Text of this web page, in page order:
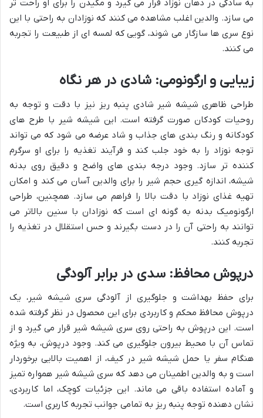
به سادگی در دهان نوزاد قرار می گیرد و مکیدن را برای او راحت تر
می سازد. والدین اغلب مشاهده می کنند که نوزادان به راحتی با این
نوع سری ها سازگار می شوند، گویی که لمسه ای از طبیعت را تجربه
می کنند.
زیبایی و ارگونومی: شادی در هر نگاه
طراحی ظاهری شیشه شیر شادی پنبه ریز نیز با دقت و توجه به
روحیات کودکان صورت گرفته است. این شیشه شیر با طرح های
کودکانه و رنگ بندی های جذاب و شاد عرضه می شود که می تواند
توجه نوزاد را به خود جلب کند و فرآیند تغذیه را برای او سرگرم
کننده تر سازد. وجود درجه بندی های واضح و دقیق روی بدنه
شیشه، اندازه گیری حجم شیر را برای والدین آسان می کند و امکان
تهیه غذای نوزاد با دقت بالا را فراهم می سازد. همچنین، طراحی
ارگونومیک بدنه به گونه ای است که نوزادان با سنین بالاتر می
توانند به راحتی آن را در دست بگیرند و حس استقلال در تغذیه را
تجربه کنند.
درپوش محافظ: سدی در برابر آلودگی
برای حفظ بهداشت و جلوگیری از آلودگی سری شیشه شیر، یک
درپوش محافظ محکم و کاربردی برای این محصول در نظر گرفته شده
است. این درپوش به راحتی روی سری شیشه شیر قرار می گیرد و از
تماس آن با محیط بیرون جلوگیری می کند. وجود درپوش، به ویژه
هنگام سفر یا حمل شیشه شیر در کیف، از اهمیت بالایی برخوردار
است و به والدین اطمینان می دهد که سری شیشه شیر همواره تمیز
و آماده استفاده باقی می ماند. این جزئیات کوچک، اما کاربردی،
نشان دهنده توجه پنبه ریز به تمامی جوانب تجربه کاربری است.